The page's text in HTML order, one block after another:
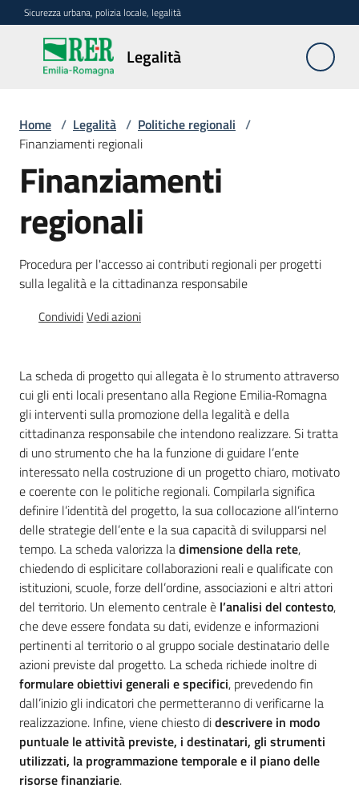
Vai al contenuto
Vai alla navigazione
Vai al footer
Sicurezza urbana, polizia locale, legalità
Legalità
Legalità
Politiche
Menu selezionato
e
analisi
Beni
l'integrità
e
la
trasparenza
Sistema
degli
osservatori
Sicurezza
urbana,
polizia
locale,
legalità
Argomenti
Novità
Home / Legalità / Politiche regionali /
Finanziamenti regionali
Finanziamenti
regionali
Procedura per l'accesso ai contributi regionali per progetti
sulla legalità e la cittadinanza responsabile
CondividiVedi azioni
La scheda di progetto qui allegata è lo strumento attraverso
cui gli enti locali presentano alla Regione Emilia‑Romagna
gli interventi sulla promozione della legalità e della
cittadinanza responsabile che intendono realizzare. Si tratta
di uno strumento che ha la funzione di guidare l’ente
interessato nella costruzione di un progetto chiaro, motivato
e coerente con le politiche regionali. Compilarla significa
definire l’identità del progetto, la sua collocazione all’interno
delle strategie dell’ente e la sua capacità di svilupparsi nel
tempo. La scheda valorizza ladimensione della rete,
chiedendo di esplicitare collaborazioni reali e qualificate con
istituzioni, scuole, forze dell’ordine, associazioni e altri attori
del territorio. Un elemento centrale è l’analisi del contesto,
che deve essere fondata su dati, evidenze e informazioni
pertinenti al territorio o al gruppo sociale destinatario delle
azioni previste dal progetto. La scheda richiede inoltre di
formulare obiettivi generali e specifici, prevedendo fin
dall’inizio gli indicatori che permetteranno di verificarne la
realizzazione. Infine, viene chiesto didescrivere in modo
puntuale le attività previste, i destinatari, gli strumenti
utilizzati, la programmazione temporale e il piano delle
risorse finanziarie.